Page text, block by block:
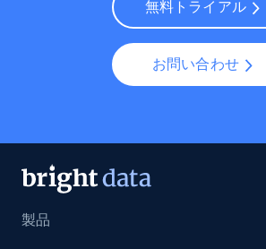
無料トライアル
お問い合わせ
製品